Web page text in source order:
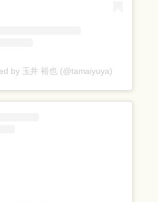
by 玉井 裕也 (@tamaiyuya)